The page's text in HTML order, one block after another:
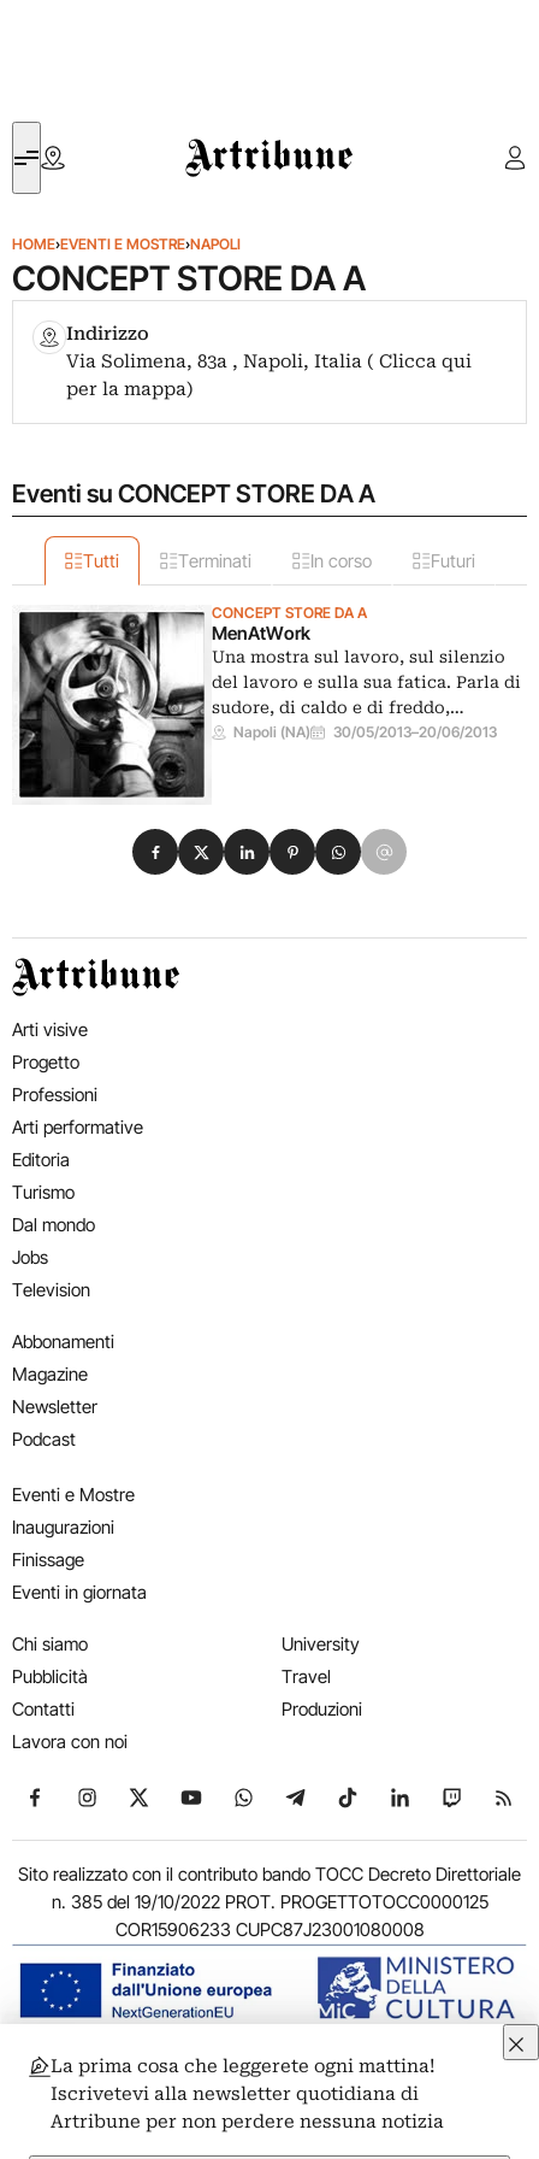
Artribune
HOME›EVENTI E MOSTRE›NAPOLI
CONCEPT STORE DA A
Indirizzo
Via Solimena, 83a , Napoli, Italia ( Clicca qui
per la mappa)
Eventi su CONCEPT STORE DA A
Tutti Terminati In corso Futuri
CONCEPT STORE DA A
MenAtWork
Una mostra sul lavoro, sul silenzio
del lavoro e sulla sua fatica. Parla di
sudore, di caldo e di freddo,…
Napoli (NA) 30/05/2013–20/06/2013
Condividi su Facebook
Condividi su X
Condividi su LinkedIn
Condividi su Pinterest
Condividi su WhatsApp
Condividi su Email
Artribune
Arti visive
Progetto
Professioni
Arti performative
Editoria
Turismo
Dal mondo
Jobs
Television
Abbonamenti
Magazine
Newsletter
Podcast
Eventi e Mostre
Inaugurazioni
Finissage
Eventi in giornata
Chi siamo
Pubblicità
Contatti
Lavora con noi
University
Travel
Produzioni
Seguici su Facebook
Seguici su Instagram
Seguici su X
Seguici su YouTube
Seguici su WhatsApp
Seguici su Telegram
Seguici su TikTok
Seguici su
Seguici
Sito realizzato con il contributo bando TOCC Decreto Direttoriale
n. 385 del 19/10/2022 PROT. PROGETTOTOCC0000125
COR15906233 CUPC87J23001080008
© 2011-2026 ARTRIBUNE srl – Corso Vittorio Emanuele II, 287 –
00186 Roma - P.I. 11381581005
Privacy: Responsabile della protezione dei dati personali
La prima cosa che leggerete ogni mattina!
Iscrivetevi alla newsletter quotidiana di
Artribune per non perdere nessuna notizia